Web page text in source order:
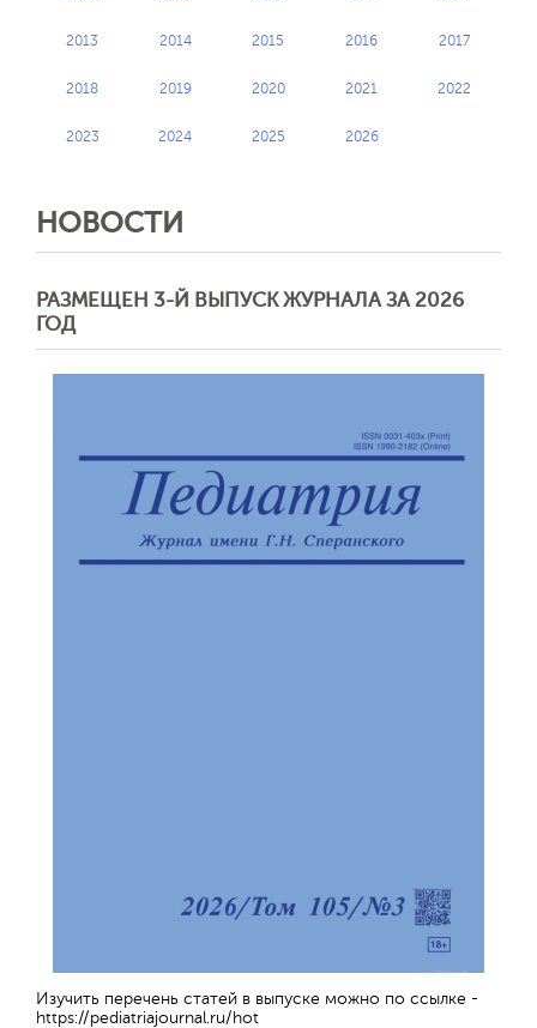
2013 2014 2015 2016 2017
2018 2019 2020 2021 2022
2023 2024 2025 2026
НОВОСТИ
РАЗМЕЩЕН 3-Й ВЫПУСК ЖУРНАЛА ЗА 2026
ГОД
Изучить перечень статей в выпуске можно по ссылке -
https://pediatriajournal.ru/hot